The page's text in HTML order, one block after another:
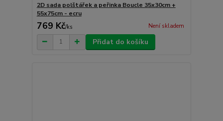
2D sada polštářek a peřinka Boucle 35x30cm +
55x75cm - ecru
769 Kč/ks Není skladem
Přidat do košíku